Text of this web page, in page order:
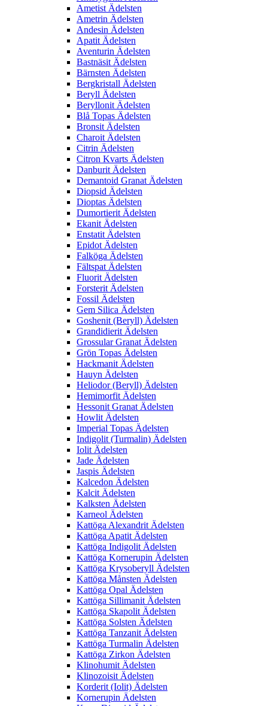
Ametist Ädelsten
Ametrin Ädelsten
Andesin Ädelsten
Apatit Ädelsten
Aventurin Ädelsten
Bastnäsit Ädelsten
Bärnsten Ädelsten
Bergkristall Ädelsten
Beryll Ädelsten
Beryllonit Ädelsten
Blå Topas Ädelsten
Bronsit Ädelsten
Charoit Ädelsten
Citrin Ädelsten
Citron Kvarts Ädelsten
Danburit Ädelsten
Demantoid Granat Ädelsten
Diopsid Ädelsten
Dioptas Ädelsten
Dumortierit Ädelsten
Ekanit Ädelsten
Enstatit Ädelsten
Epidot Ädelsten
Falköga Ädelsten
Fältspat Ädelsten
Fluorit Ädelsten
Forsterit Ädelsten
Fossil Ädelsten
Gem Silica Ädelsten
Goshenit (Beryll) Ädelsten
Grandidierit Ädelsten
Grossular Granat Ädelsten
Grön Topas Ädelsten
Hackmanit Ädelsten
Hauyn Ädelsten
Heliodor (Beryll) Ädelsten
Hemimorfit Ädelsten
Hessonit Granat Ädelsten
Howlit Ädelsten
Imperial Topas Ädelsten
Indigolit (Turmalin) Ädelsten
Iolit Ädelsten
Jade Ädelsten
Jaspis Ädelsten
Kalcedon Ädelsten
Kalcit Ädelsten
Kalksten Ädelsten
Karneol Ädelsten
Kattöga Alexandrit Ädelsten
Kattöga Apatit Ädelsten
Kattöga Indigolit Ädelsten
Kattöga Kornerupin Ädelsten
Kattöga Krysoberyll Ädelsten
Kattöga Månsten Ädelsten
Kattöga Opal Ädelsten
Kattöga Sillimanit Ädelsten
Kattöga Skapolit Ädelsten
Kattöga Solsten Ädelsten
Kattöga Tanzanit Ädelsten
Kattöga Turmalin Ädelsten
Kattöga Zirkon Ädelsten
Klinohumit Ädelsten
Klinozoisit Ädelsten
Korderit (Iolit) Ädelsten
Kornerupin Ädelsten